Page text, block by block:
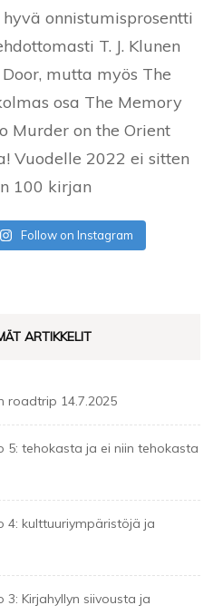
Follow on Instagram
ARTIKKELIT
roadtrip 14.7.2025
5: tehokasta ja ei niin tehokasta
4: kulttuuriympäristöjä ja
3: Kirjahyllyn siivousta ja